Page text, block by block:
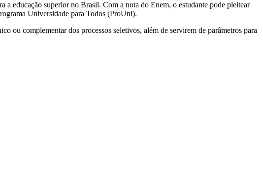
a educação superior no Brasil. Com a nota do Enem, o estudante pode pleitear
Universidade para Todos (ProUni).
ou complementar dos processos seletivos, além de servirem de parâmetros para